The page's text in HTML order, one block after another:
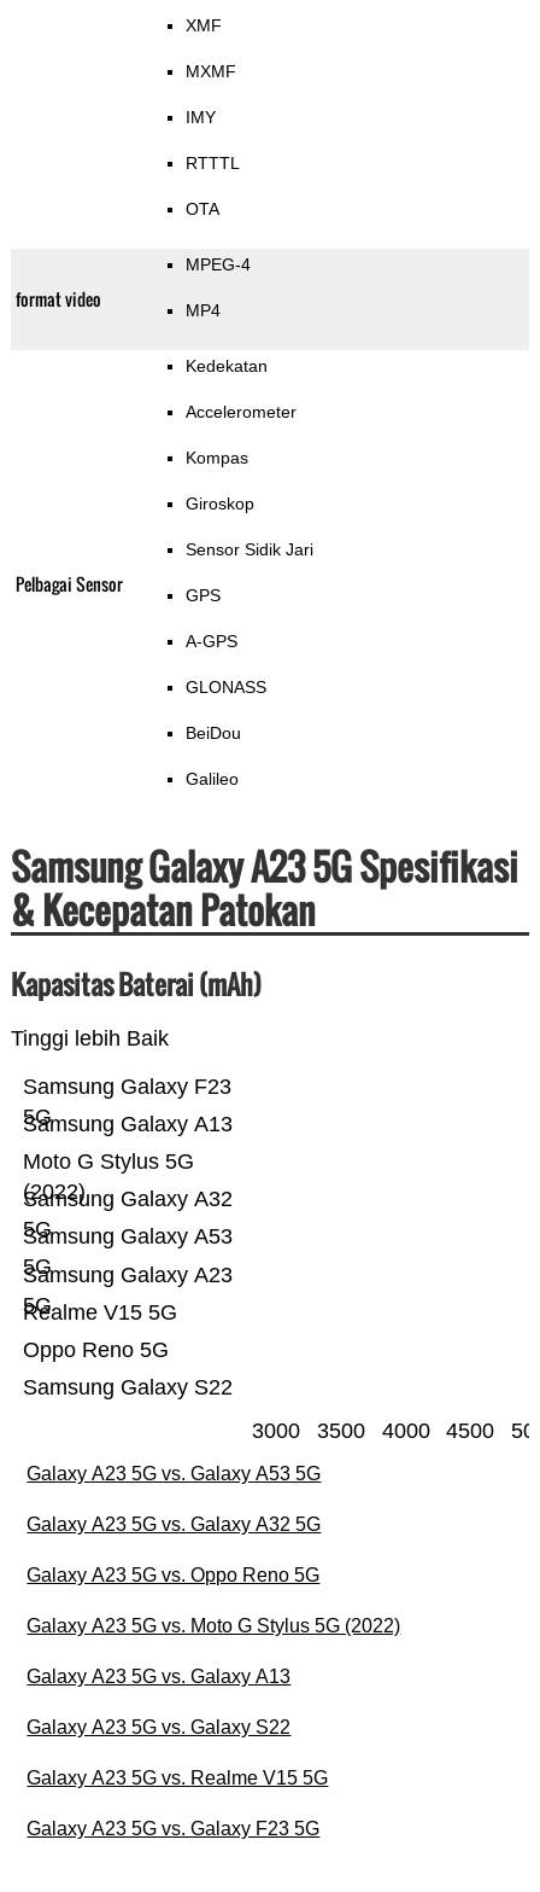
XMF
MXMF
IMY
RTTTL
OTA
format video
MPEG-4
MP4
Pelbagai Sensor
Kedekatan
Accelerometer
Kompas
Giroskop
Sensor Sidik Jari
GPS
A-GPS
GLONASS
BeiDou
Galileo
Samsung Galaxy A23 5G Spesifikasi
& Kecepatan Patokan
Kapasitas Baterai (mAh)
Tinggi lebih Baik
Samsung Galaxy S22
Oppo Reno 5G
Realme V15 5G
Samsung Galaxy A23
5G
Samsung Galaxy A53
5G
Samsung Galaxy A32
5G
Moto G Stylus 5G
(2022)
Samsung Galaxy A13
Samsung Galaxy F23
5G
3000 3500 4000 4500
Galaxy A23 5G vs. Galaxy A53 5G
Galaxy A23 5G vs. Galaxy A32 5G
Galaxy A23 5G vs. Oppo Reno 5G
Galaxy A23 5G vs. Moto G Stylus 5G (2022)
Galaxy A23 5G vs. Galaxy A13
Galaxy A23 5G vs. Galaxy S22
Galaxy A23 5G vs. Realme V15 5G
Galaxy A23 5G vs. Galaxy F23 5G